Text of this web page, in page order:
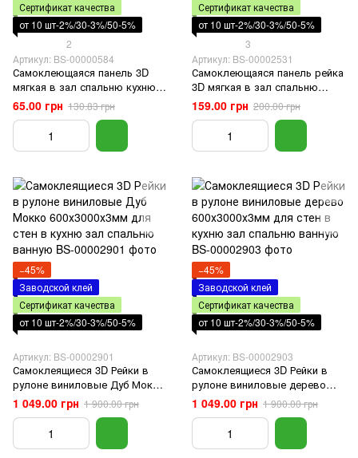
Сертификат качества
от 10 шт-2%/30-3%/50-5%
2
Артикул: BS-00000584
Самоклеющаяся панель 3D
мягкая в зал спальню кухню
ванную туалет клеющаяся
под кирпич Черный
700x770x3мм
65.00 грн 130.83 грн
Сертификат качества
от 10 шт-2%/30-3%/50-5%
3
Артикул: BS-00002531
Самоклеющаяся панель рейка
3D мягкая в зал спальню
кухню ванную санузел
WHITE+BLACK 680*670*5мм
159.00 грн 200.00 грн
−45%
Заводской клей
Сертификат качества
от 10 шт-2%/30-3%/50-5%
Артикул: BS-00002901
Самоклеящиеся 3D Рейки в
рулоне виниловые Дуб Мокко
600х3000х3мм для стен в
кухню зал спальню ванную
1 049.00 грн 1 900.00 грн
−45%
Заводской клей
Сертификат качества
от 10 шт-2%/30-3%/50-5%
Артикул: BS-00002903
Самоклеящиеся 3D Рейки в
рулоне виниловые дерево
600х3000х3мм для стен в
кухню зал спальню ванную
1 049.00 грн 1 900.00 грн